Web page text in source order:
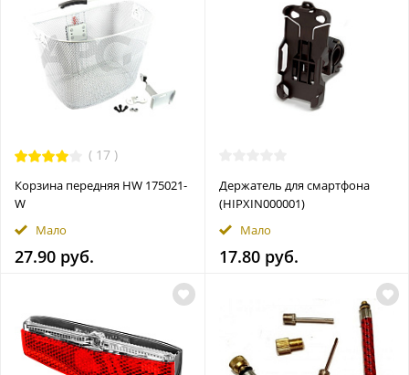
( 17 )
Корзина передняя HW 175021-
W
Мало
27.90 руб.
Держатель для смартфона
(HIPXIN000001)
Мало
17.80 руб.